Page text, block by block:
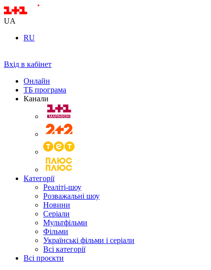
UA
RU
Вхід в кабінет
Онлайн
ТБ програма
Канали
Категорії
Реаліті-шоу
Розважальні шоу
Новини
Серіали
Мультфільми
Фільми
Українські фільми і серіали
Всі категорії
Всі проєкти